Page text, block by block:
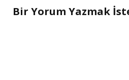
Bir Yorum Yazmak